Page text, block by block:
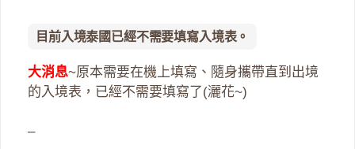
目前入境泰國已經不需要填寫入境表。
大消息~原本需要在機上填寫、隨身攜帶直到出境
的入境表，已經不需要填寫了(灑花~)
–